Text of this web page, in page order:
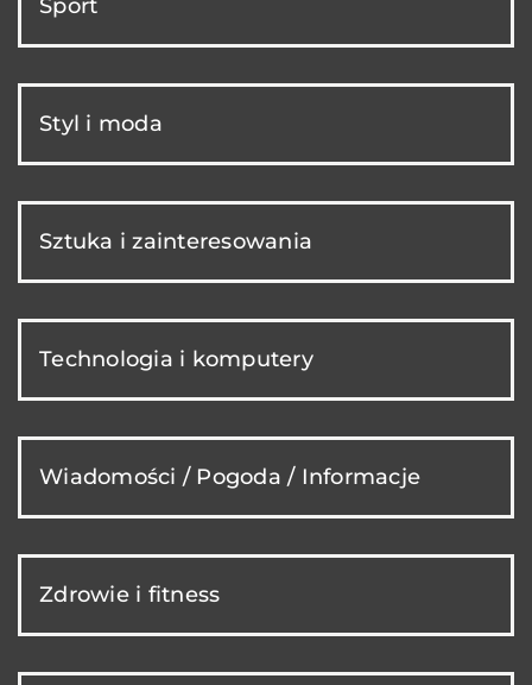
Sport
Styl i moda
Sztuka i zainteresowania
Technologia i komputery
Wiadomości / Pogoda / Informacje
Zdrowie i fitness